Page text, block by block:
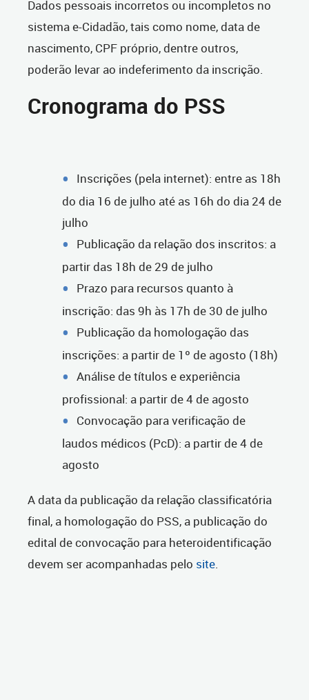
Dados pessoais incorretos ou incompletos no
sistema e-Cidadão, tais como nome, data de
nascimento, CPF próprio, dentre outros,
poderão levar ao indeferimento da inscrição.
Cronograma do PSS
Inscrições (pela internet): entre as 18h
do dia 16 de julho até as 16h do dia 24 de
julho
Publicação da relação dos inscritos: a
partir das 18h de 29 de julho
Prazo para recursos quanto à
inscrição: das 9h às 17h de 30 de julho
Publicação da homologação das
inscrições: a partir de 1º de agosto (18h)
Análise de títulos e experiência
profissional: a partir de 4 de agosto
Convocação para verificação de
laudos médicos (PcD): a partir de 4 de
agosto
A data da publicação da relação classificatória
final, a homologação do PSS, a publicação do
edital de convocação para heteroidentificação
devem ser acompanhadas pelo site.